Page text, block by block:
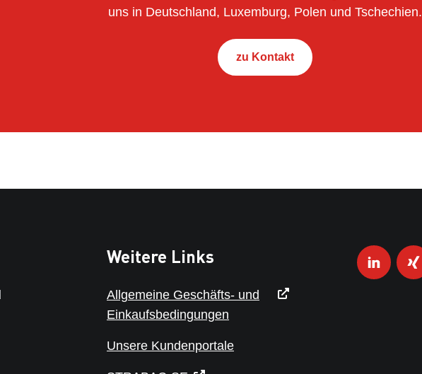
uns in Deutschland, Luxemburg, Polen und Tschechien.
zu Kontakt
Weitere Links
Allgemeine Geschäfts- und
Einkaufsbedingungen
Unsere Kundenportale